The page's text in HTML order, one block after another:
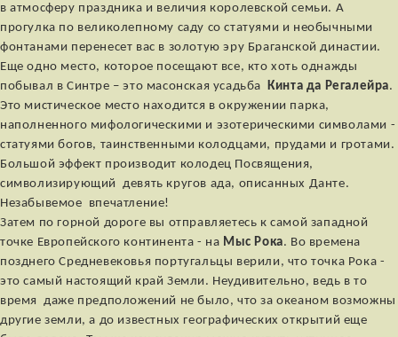
в атмосферу праздника и величия королевской семьи. А
прогулка по великолепному саду со статуями и необычными
фонтанами перенесет вас в золотую эру Браганской династии.
Еще одно место, которое посещают все, кто хоть однажды
побывал в Синтре – это масонская усадьба
Кинта да Регалейра.
Это мистическое место находится в окружении парка,
наполненного мифологическими и эзотерическими символами -
статуями богов, таинственными колодцами, прудами и гротами.
Большой эффект производит колодец Посвящения,
символизирующий девять кругов ада, описанных Данте.
Незабывемое впечатление!
Затем по горной дороге вы отправляетесь к самой западной
точке Европейского континента - на Мыс Рока. Во времена
позднего Средневековья португальцы верили, что точка Рока -
это самый настоящий край Земли. Неудивительно, ведь в то
время даже предположений не было, что за океаном возможны
другие земли, а до известных географических открытий еще